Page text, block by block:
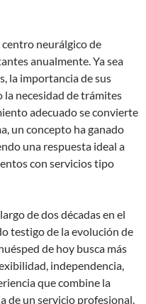
neurálgico de
anualmente. Ya sea
la importancia de sus
la necesidad de trámites
adecuado se convierte
un concepto ha ganado
una respuesta ideal a
con servicios tipo
de dos décadas en el
testigo de la evolución de
de hoy busca más
independencia,
que combine la
de un servicio profesional.